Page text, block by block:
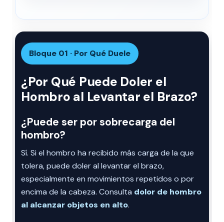
Bloque 01 · Por Qué Duele
¿Por Qué Puede Doler el
Hombro al Levantar el Brazo?
¿Puede ser por sobrecarga del
hombro?
Sí. Si el hombro ha recibido más carga de la que
tolera, puede doler al levantar el brazo,
especialmente en movimientos repetidos o por
encima de la cabeza. Consulta dolor de hombro
al alcanzar objetos en alto.